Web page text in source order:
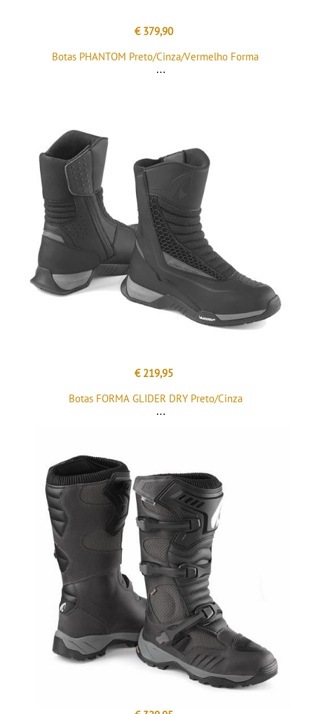
€ 379,90
Botas PHANTOM Preto/Cinza/Vermelho Forma
€ 219,95
Botas FORMA GLIDER DRY Preto/Cinza